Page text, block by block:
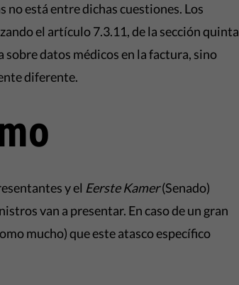
está entre dichas cuestiones. Los
el artículo 7.3.11, de la sección quinta
datos médicos en la factura, sino
diferente.
y el Eerste Kamer(Senado)
van a presentar. En caso de un gran
mucho) que este atasco específico